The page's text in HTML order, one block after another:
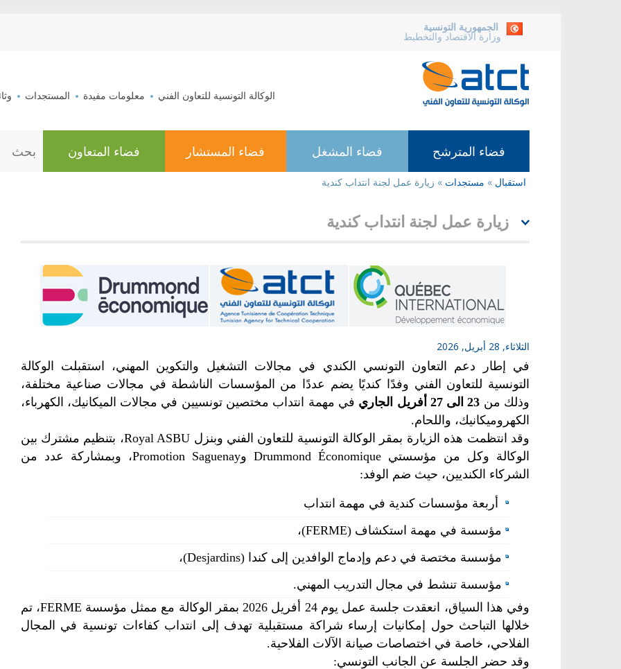
الجمهورية التونسية
وزارة الاقتصاد والتخطيط
الوكالة التونسية للتعاون الفني معلومات مفيدة المستجدات
فضاء المترشح فضاء المشغل فضاء المستشار فضاء المتعاون ا
أنت
استقبال » مستجدات » زيارة عمل لجنة انتداب كندية
زيارة عمل لجنة انتداب كندية
الثلاثاء, 28 أبريل, 2026
في إطار دعم التعاون التونسي الكندي في مجالات التشغيل والتكوين المهني، استقبلت الوكالة
التونسية للتعاون الفني وفدًا كنديًا يضم عددًا من المؤسسات الناشطة في مجالات صناعية مختلفة،
وذلك من 23 الى 27 أفريل الجاري
في مهمة انتداب مختصين تونسيين في مجالات الميكانيك، الكهرباء،
الكهروميكانيك، واللحام.
وقد انتظمت هذه الزيارة بمقر الوكالة التونسية للتعاون الفني وبنزل Royal ASBU، بتنظيم مشترك بين
الوكالة وكل من مؤسستيDrummond Économique وPromotion Saguenay
، وبمشاركة عدد من
الشركاء الكنديين، حيث ضم الوفد:
أربعة مؤسسات كندية في مهمة انتداب
مؤسسة في مهمة استكشاف (FERME)،
مؤسسة مختصة في دعم وإدماج الوافدين إلى كندا (Desjardins)،
مؤسسة تنشط في مجال التدريب المهني.
وفي هذا السياق، انعقدت جلسة عمل يوم 24 أفريل 2026 بمقر الوكالة مع ممثل مؤسسة FERME، تم
خلالها التباحث حول إمكانيات إرساء شراكة مستقبلية تهدف إلى انتداب كفاءات تونسية في المجال
الفلاحي، خاصة في اختصاصات صيانة الآلات الفلاحية.
وقد حضر الجلسة عن الجانب التونسي: